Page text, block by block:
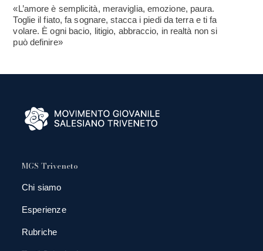
«L’amore è semplicità, meraviglia, emozione, paura.
Toglie il fiato, fa sognare, stacca i piedi da terra e ti fa
volare. È ogni bacio, litigio, abbraccio, in realtà non si
può definire»
MGS Triveneto
Chi siamo
Esperienze
Rubriche